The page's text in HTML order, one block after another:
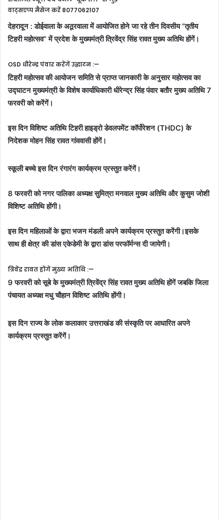
वाट्सएप्प मैसेज करें 8077062107
देहरादून : डोईवाला के अठूरवाला में आयोजित होने जा रहे तीन दिवसीय “तृतीय
टिहरी महोत्सव” में प्रदेश के मुख्यमंत्री त्रिवेंद्र सिंह रावत मुख्य अतिथि होंगें।
OSD धीरेन्द्र पंवार करेंगें उद्घाटन :—
टिहरी महोत्सव की आयोजन समिति से प्राप्त जानकारी के अनुसार महोत्सव का
उद्घाटन मुख्यमंत्री के विशेष कार्याधिकारी धीरेन्द्र सिंह पंवार बतौर मुख्य अतिथि 7
फरवरी को करेंगें।
इस दिन विशिष्ट अतिथि टिहरी हाइड्रो डेवलपमेंट कॉर्पोरेशन (THDC) के
निदेशक मोहन सिंह रावत गांववासी होंगें।
स्कूली बच्चे इस दिन रंगारंग कार्यक्रम प्रस्तुत करेंगें।
8 फरवरी को नगर पालिका अध्यक्ष सुमित्रा मनवाल मुख्य अतिथि और कुसुम जोशी
विशिष्ट अतिथि होंगी।
इस दिन महिलाओं के द्वारा भजन मंडली अपने कार्यक्रम प्रस्तुत करेंगी।इसके
साथ ही क्षेत्र की डांस एकेडेमी के द्वारा डांस परफॉर्मन्स दी जायेगी।
त्रिवेंद्र रावत होंगें मुख्य अतिथि :—
9 फरवरी को सूबे के मुख्यमंत्री त्रिवेंद्र सिंह रावत मुख्य अतिथि होंगें जबकि जिला
पंचायत अध्यक्ष मधु चौहान विशिष्ट अतिथि होंगी।
इस दिन राज्य के लोक कलाकार उत्तराखंड की संस्कृति पर आधारित अपने
कार्यक्रम प्रस्तुत करेंगें।